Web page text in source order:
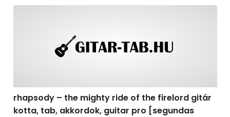
rhapsody – the mighty ride of the firelord gitár
kotta, tab, akkordok, guitar pro [segundas